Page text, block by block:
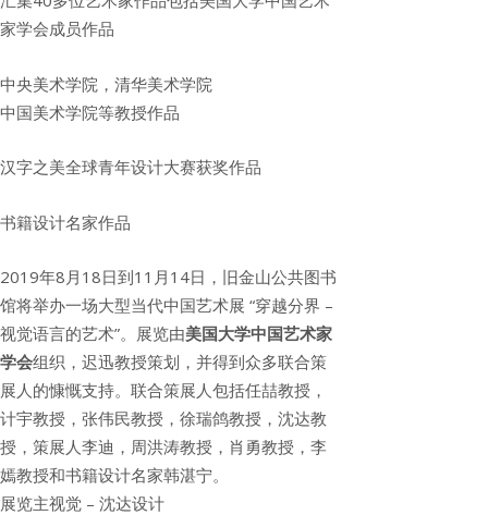
家学会成员作品
中央美术学院，清华美术学院
中国美术学院等教授作品
汉字之美全球青年设计大赛获奖作品
书籍设计名家作品
2019年8月18日到11月14日，旧金山公共图书
馆将举办一场大型当代中国艺术展 “穿越分界 –
视觉语言的艺术”。展览由美国大学中国艺术家
学会组织，迟迅教授策划，并得到众多联合策
展人的慷慨支持。联合策展人包括任喆教授，
计宇教授，张伟民教授，徐瑞鸽教授，沈达教
授，策展人李迪，周洪涛教授，肖勇教授，李
嫣教授和书籍设计名家韩湛宁。
展览主视觉 – 沈达设计